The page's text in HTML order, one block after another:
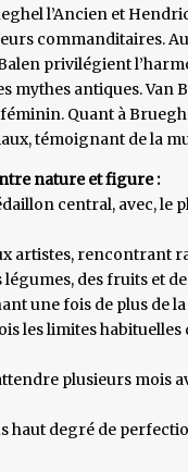
l’Ancien et
commanditaires.
privilégient
antiques. Van
Quant à
témoignant de la
nature et figure :
central, avec, le
artistes, rencontrant
des fruits et
une fois de plus de
les limites
plusieurs mois
haut degré de